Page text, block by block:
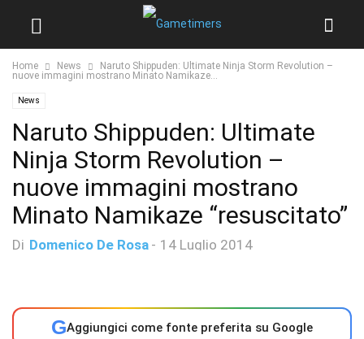
Home News
Naruto Shippuden: Ultimate Ninja Storm Revolution –
nuove immagini mostrano Minato Namikaze...
News
Naruto Shippuden: Ultimate
Ninja Storm Revolution –
nuove immagini mostrano
Minato Namikaze “resuscitato”
Di Domenico De Rosa - 14 Luglio 2014
GAggiungici come fonte preferita su Google